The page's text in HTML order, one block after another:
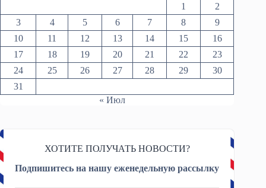
1
2
3
4 5 6 7 8
9
10
11 12 13 14 15
16
17
18 19 20 21 22
23
24
25 26 27 28 29
30
31
« Июл
ХОТИТЕ ПОЛУЧАТЬ НОВОСТИ?
Подпишитесь на нашу еженедельную рассылку